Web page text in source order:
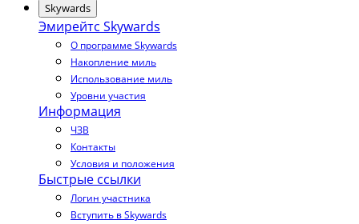
Skywards
Эмирейтс Skywards
О программе Skywards
Накопление миль
Использование миль
Уровни участия
Информация
ЧЗВ
Контакты
Условия и положения
Быстрые ссылки
Логин участника
Вступить в Skywards